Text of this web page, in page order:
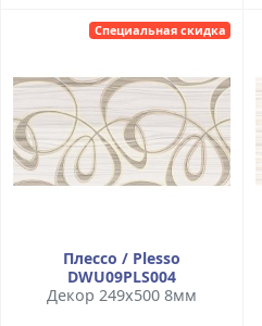
Специальная скидка
Плессо / Plesso
DWU09PLS004
Декор 249x500 8мм